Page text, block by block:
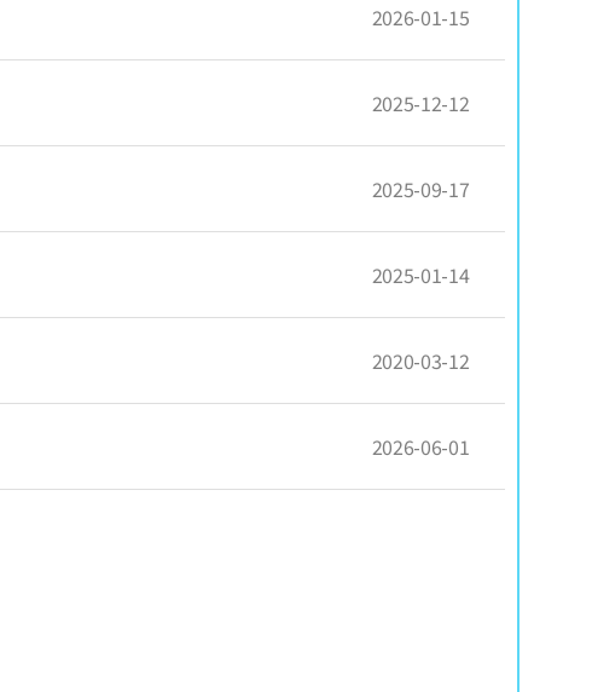
2026-01-15
2025-12-12
2025-09-17
2025-01-14
2020-03-12
2026-06-01